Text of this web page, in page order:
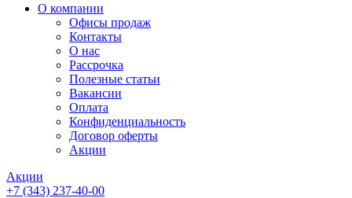
О компании
Офисы продаж
Контакты
О нас
Рассрочка
Полезные статьи
Вакансии
Оплата
Конфиденциальность
Договор оферты
Акции
Акции
+7 (343) 237-40-00